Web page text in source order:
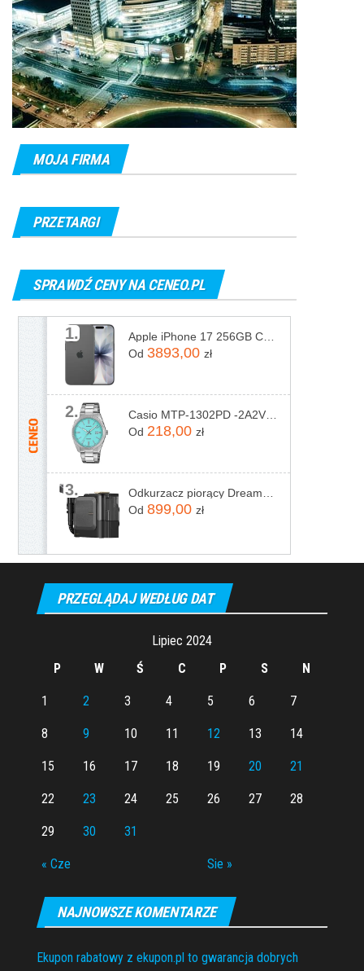
MOJA FIRMA
PRZETARGI
SPRAWDŹ CENY NA CENEO.PL
1.
Od 3893,00 zł
2.
Od 218,00 zł
3.
Od 899,00 zł
PRZEGLĄDAJ WEDŁUG DAT
Lipiec 2024
P
W Ś C P S N
« Cze Sie »
1 2 3 4 5 6 7
8 9 10 11 12 13 14
15 16 17 18 19 20 21
22 23 24 25 26 27 28
29 30 31
NAJNOWSZE KOMENTARZE
Ekupon rabatowy z ekupon.pl to gwarancja dobrych